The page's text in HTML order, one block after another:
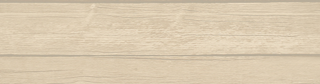
Autor : Mestre Esquilo
E marinheiro
Autor : Fala Mansa (Capoeira Abada)
Eh Bahia
Autor :